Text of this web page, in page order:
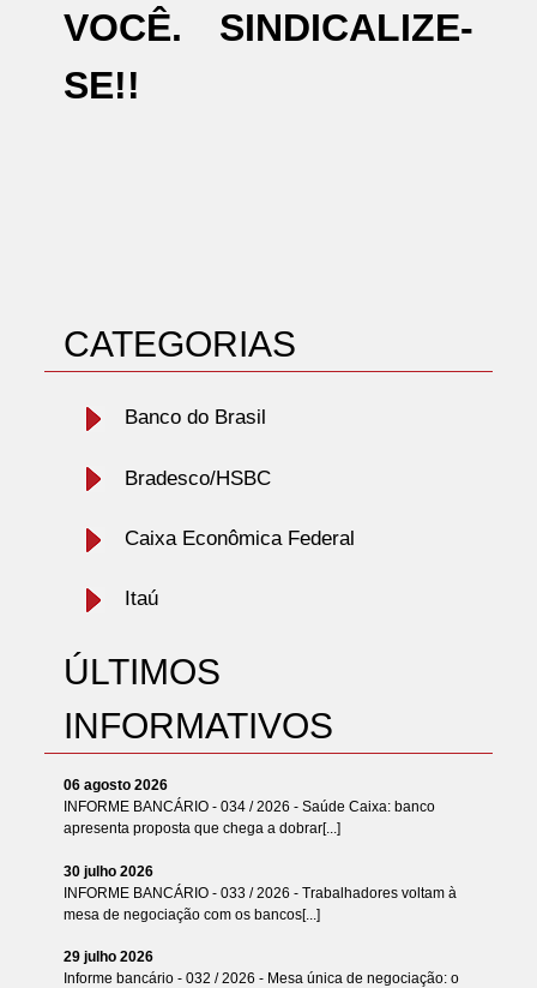
VOCÊ. SINDICALIZE-
SE!!
CATEGORIAS
Banco do Brasil
Bradesco/HSBC
Caixa Econômica Federal
Itaú
ÚLTIMOS
INFORMATIVOS
06 agosto 2026
INFORME BANCÁRIO - 034 / 2026 - Saúde Caixa: banco
apresenta proposta que chega a dobrar[...]
30 julho 2026
INFORME BANCÁRIO - 033 / 2026 - Trabalhadores voltam à
mesa de negociação com os bancos[...]
29 julho 2026
Informe bancário - 032 / 2026 - Mesa única de negociação: o